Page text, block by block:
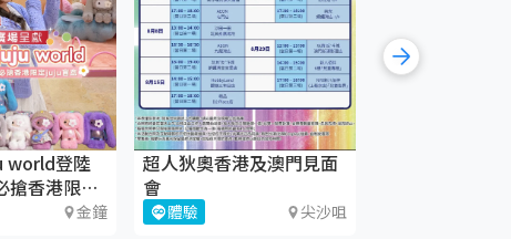
world登陸
搶香港限定
金鐘
超人狄奧香港及澳門見面
會
體驗 尖沙咀